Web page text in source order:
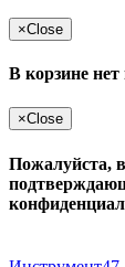
×Close
В корзине нет
×Close
Пожалуйста,